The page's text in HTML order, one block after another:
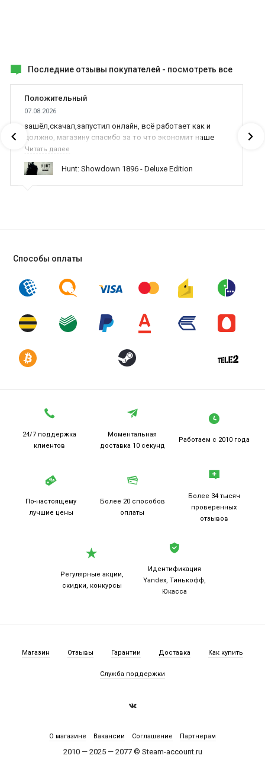
Последние отзывы покупателей - посмотреть все
Положительный
07.08.2026
зашёл,скачал,запустил онлайн, всё работает как и
должно, магазину спасибо за то что экономит наше
время,нервы и деньги, ребята вы красава оказываете
поддержку населению и походу из всех только вы и
оказываете помощь
Читать далее
Hunt: Showdown 1896 - Deluxe Edition
Способы оплаты
24/7 поддержка
клиентов
Моментальная
доставка 10 секунд
Работаем с 2010 года
По-настоящему
лучшие цены
Более 20 способов
оплаты
Более 34 тысяч
проверенных
отзывов
Регулярные акции,
скидки, конкурсы
Идентификация
Yandex, Тинькофф,
Юкасса
Магазин Отзывы Гарантии Доставка Как купить
Служба поддержки
2010 — 2025 — 2077 © Steam-account.ru
О магазине Вакансии Соглашение Партнерам